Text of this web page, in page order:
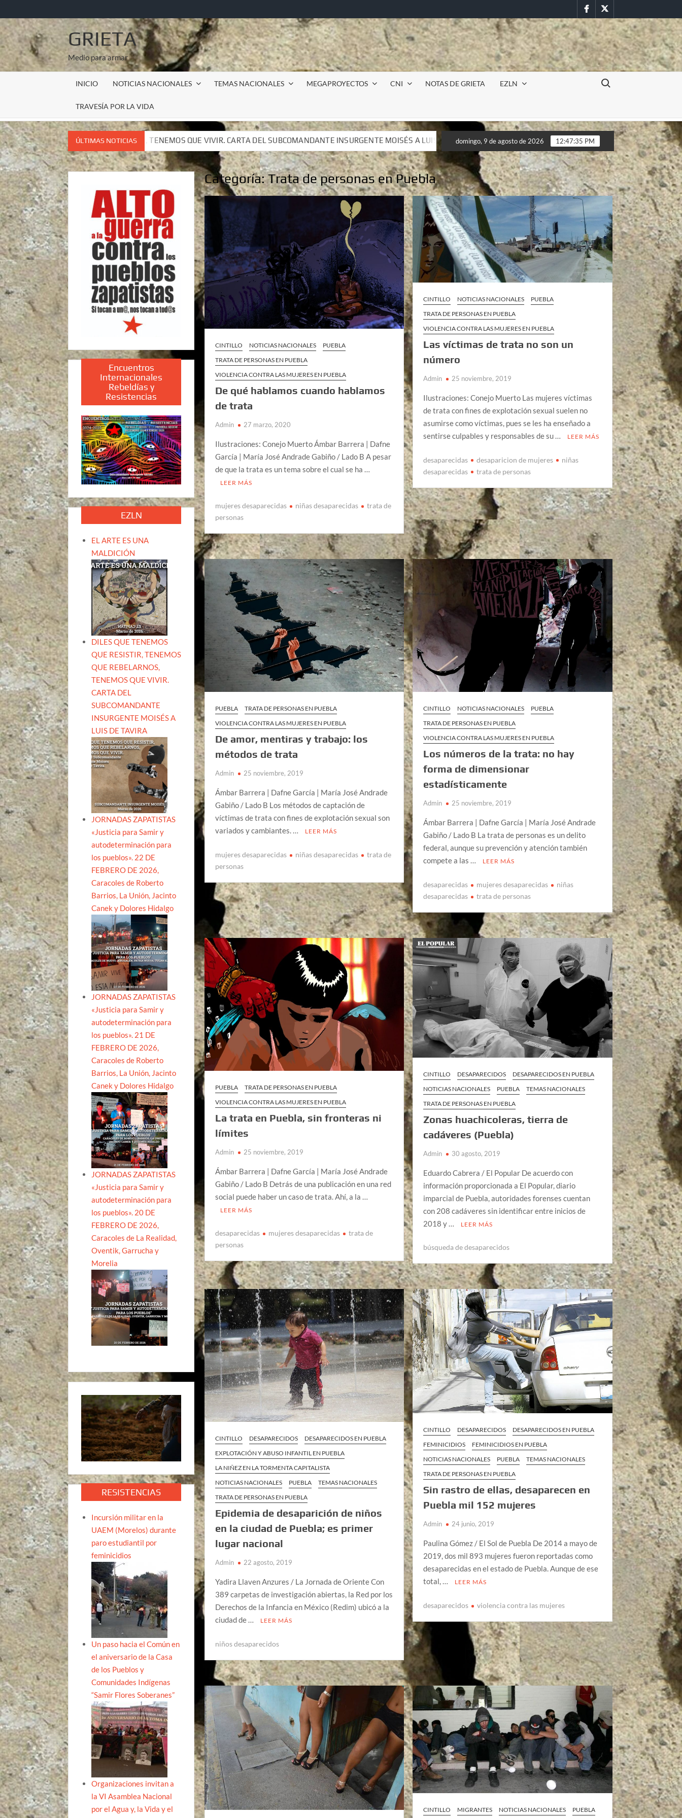
al
contenido
FacebookTwitter
GRIETA
Medio para armar
INICIO NOTICIAS NACIONALES TEMAS NACIONALES MEGAPROYECTOS CNI NOTAS DE GRIETA EZLN
TRAVESÍA POR LA VIDA
Buscar:
ÚLTIMAS NOTICIAS
TENEMOS QUE VIVIR. CARTA DEL SUBCOMANDANTE INSURGENTE MOISÉS A LUIS DE TAVIRA
Incursión militar en la UAEM (Morelos) durante paro estudiantil por feminicidios
TENEMOS QUE VIVIR. CARTA DEL SUBCOMANDANTE INSURGENTE MOISÉS A LUIS DE TAVIRA
Incursión militar en la UAEM (Morelos) durante paro estudiantil por feminicidios
domingo, 9 de agosto de 2026 12:47:37 PM
Categoría:Trata de personas en Puebla
CINTILLO NOTICIAS NACIONALES
PUEBLA
TRATA DE PERSONAS EN PUEBLA
VIOLENCIA CONTRA LAS MUJERES EN PUEBLA
De qué hablamos cuando hablamos
de trata
Admin 27 marzo, 2020
Ilustraciones: Conejo Muerto Ámbar Barrera | Dafne
García | María José Andrade Gabiño / Lado B A pesar
de que la trata es un tema sobre el cual se ha …
LEER MÁS
mujeres desaparecidas niñas desaparecidas
trata de
personas
CINTILLO NOTICIAS NACIONALES
PUEBLA
TRATA DE PERSONAS EN PUEBLA
VIOLENCIA CONTRA LAS MUJERES EN PUEBLA
Las víctimas de trata no son un
número
Admin 25 noviembre, 2019
Ilustraciones: Conejo Muerto Las mujeres víctimas
de trata con fines de explotación sexual suelen no
asumirse como víctimas, pues se les ha enseñado a
sentirse culpables y responsables de su …
LEER MÁS
desaparecidas desaparicion de mujeres
niñas
desaparecidas
trata de personas
PUEBLA
TRATA DE PERSONAS EN PUEBLA
VIOLENCIA CONTRA LAS MUJERES EN PUEBLA
De amor, mentiras y trabajo: los
métodos de trata
Admin 25 noviembre, 2019
Ámbar Barrera | Dafne García | María José Andrade
Gabiño / Lado B Los métodos de captación de
víctimas de trata con fines de explotación sexual son
variados y cambiantes. …
LEER MÁS
mujeres desaparecidas niñas desaparecidas
trata de
personas
CINTILLO NOTICIAS NACIONALES
PUEBLA
TRATA DE PERSONAS EN PUEBLA
VIOLENCIA CONTRA LAS MUJERES EN PUEBLA
Los números de la trata: no hay
forma de dimensionar
estadísticamente
Admin 25 noviembre, 2019
Ámbar Barrera | Dafne García | María José Andrade
Gabiño / Lado B La trata de personas es un delito
federal, aunque su prevención y atención también
compete a las …
LEER MÁS
desaparecidas mujeres desaparecidas
niñas
desaparecidas
trata de personas
PUEBLA
TRATA DE PERSONAS EN PUEBLA
VIOLENCIA CONTRA LAS MUJERES EN PUEBLA
La trata en Puebla, sin fronteras ni
límites
Admin 25 noviembre, 2019
Ámbar Barrera | Dafne García | María José Andrade
Gabiño / Lado B Detrás de una publicación en una red
social puede haber un caso de trata. Ahí, a la …
LEER MÁS
desaparecidas mujeres desaparecidas
trata de
personas
CINTILLO DESAPARECIDOS
DESAPARECIDOS EN PUEBLA
NOTICIAS NACIONALES
PUEBLA
TEMAS NACIONALES
TRATA DE PERSONAS EN PUEBLA
Zonas huachicoleras, tierra de
cadáveres (Puebla)
Admin 30 agosto, 2019
Eduardo Cabrera / El Popular De acuerdo con
información proporcionada a El Popular, diario
imparcial de Puebla, autoridades forenses cuentan
con 208 cadáveres sin identificar entre inicios de
2018 y …
LEER MÁS
búsqueda de desaparecidos
CINTILLO DESAPARECIDOS
DESAPARECIDOS EN PUEBLA
EXPLOTACIÓN Y ABUSO INFANTIL EN PUEBLA
LA NIÑEZ EN LA TORMENTA CAPITALISTA
NOTICIAS NACIONALES
PUEBLA
TEMAS NACIONALES
TRATA DE PERSONAS EN PUEBLA
Epidemia de desaparición de niños
en la ciudad de Puebla; es primer
lugar nacional
Admin 22 agosto, 2019
Yadira Llaven Anzures / La Jornada de Oriente Con
389 carpetas de investigación abiertas, la Red por los
Derechos de la Infancia en México (Redim) ubicó a la
ciudad de …
LEER MÁS
niños desaparecidos
CINTILLO DESAPARECIDOS
DESAPARECIDOS EN PUEBLA
FEMINICIDIOS
FEMINICIDIOS EN PUEBLA
NOTICIAS NACIONALES
PUEBLA
TEMAS NACIONALES
TRATA DE PERSONAS EN PUEBLA
Sin rastro de ellas, desaparecen en
Puebla mil 152 mujeres
Admin 24 junio, 2019
Paulina Gómez / El Sol de Puebla De 2014 a mayo de
2019, dos mil 893 mujeres fueron reportadas como
desaparecidas en el estado de Puebla. Aunque de ese
total, …
LEER MÁS
desaparecidos violencia contra las mujeres
CINTILLO MIGRANTES NOTICIAS NACIONALES PUEBLA
Encuentros
Internacionales
Rebeldías y
Resistencias
EZLN
EL ARTE ES UNA
MALDICIÓN
DILES QUE TENEMOS
QUE RESISTIR, TENEMOS
QUE REBELARNOS,
TENEMOS QUE VIVIR.
CARTA DEL
SUBCOMANDANTE
INSURGENTE MOISÉS A
LUIS DE TAVIRA
JORNADAS ZAPATISTAS
«Justicia para Samir y
autodeterminación para
los pueblos». 22 DE
FEBRERO DE 2026,
Caracoles de Roberto
Barrios, La Unión, Jacinto
Canek y Dolores Hidalgo
JORNADAS ZAPATISTAS
«Justicia para Samir y
autodeterminación para
los pueblos». 21 DE
FEBRERO DE 2026,
Caracoles de Roberto
Barrios, La Unión, Jacinto
Canek y Dolores Hidalgo
JORNADAS ZAPATISTAS
«Justicia para Samir y
autodeterminación para
los pueblos». 20 DE
FEBRERO DE 2026,
Caracoles de La Realidad,
Oventik, Garrucha y
Morelia
RESISTENCIAS
Incursión militar en la
UAEM (Morelos) durante
paro estudiantil por
feminicidios
Un paso hacia el Común en
el aniversario de la Casa
de los Pueblos y
Comunidades Indígenas
“Samir Flores Soberanes”
Organizaciones invitan a
la VI Asamblea Nacional
por el Agua y, la Vida y el